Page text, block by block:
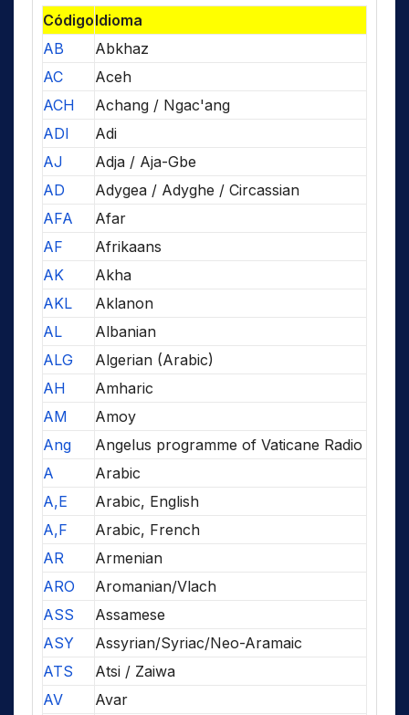
CódigoIdioma
AB
Abkhaz
AC
Aceh
ACH
Achang / Ngac'ang
ADI
Adi
AJ
Adja / Aja-Gbe
AD
Adygea / Adyghe / Circassian
AFA
Afar
AF
Afrikaans
AK
Akha
AKL
Aklanon
AL
Albanian
ALG
Algerian (Arabic)
AH
Amharic
AM
Amoy
Ang
Angelus programme of Vaticane Radio
A
Arabic
A,E
Arabic, English
A,F
Arabic, French
AR
Armenian
ARO
Aromanian/Vlach
ASS
Assamese
ASY
Assyrian/Syriac/Neo-Aramaic
ATS
Atsi / Zaiwa
AV
Avar